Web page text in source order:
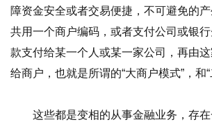
障资金安全或者交易便捷，不可避免的
共用一个商户编码，或者支付公司或银
款支付给某一个人或某一家公司，再由
给商户，也就是所谓的“大商户模式”，和“
这些都是变相的从事金融业务，存在